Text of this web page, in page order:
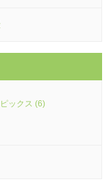
ピックス (6)